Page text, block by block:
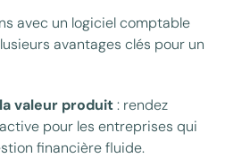
avec un logiciel comptable
avantages clés pour un
valeur produit: rendez
pour les entreprises qui
financière fluide.